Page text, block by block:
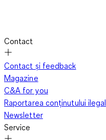
Contact
Contact și feedback
Magazine
C&A for you
Raportarea conținutului ilegal
Newsletter
Service